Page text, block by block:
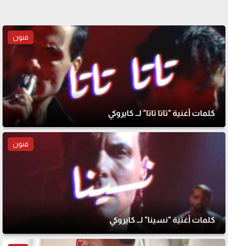
فنون
كلمات أغنية "تاتا تاتا" لــ كايروكي
فنون
كلمات أغنية "نسينا" لــ كايروكي